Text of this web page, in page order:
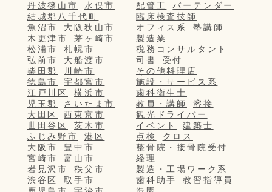
丹波篠山市
水俣市
結城郡八千代町
魚沼市
大阪狭山市
木更津市
茅ヶ崎市
松浦市
札幌市
弘前市
大船渡市
柴田郡
川崎市
徳島市
宇都宮市
江戸川区
横浜市
児玉郡
さいたま市
大田区
西東京市
世田谷区
茨木市
ふじみ野市
港区
大阪市
豊中市
宮崎市
富山市
岩見沢市
秩父市
渋谷区
取手市
配管工
バーテンダー
臨床検査技師
オフィス系
塾講師
製造業
税務コンサルタント
司書
受付
その他料理店
施設・サービス系
歯科衛生士
教員・講師
溶接
観光ドライバー
イベント
建築士
点検
クロス
整骨院・接骨院受付
経理
製造・工場ワーク系
歯科助手
教習指導員